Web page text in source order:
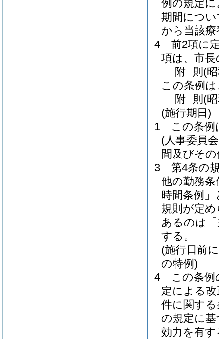
例の規定
期間につ
から当該
4
前2項に
項は、市
附 則 (
この条例
附 則 (
(施行期日)
1
この条例
(人事委員
間及びそ
3
第4条の
他の勤務
時間条例
規則が定
あるのは
する。
(施行日前
の特例)
4
この条例
定による
件に関する
の規定に
効力を有